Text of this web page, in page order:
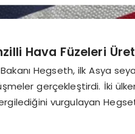
Hava Füzeleri
Hegseth, ilk Asya
gerçekleştirdi. İki
vurgulayan